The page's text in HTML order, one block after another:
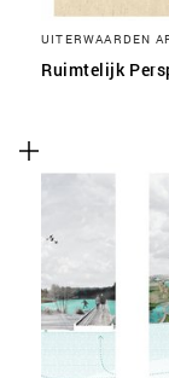
UITERWAARDEN
Ruimtelijk